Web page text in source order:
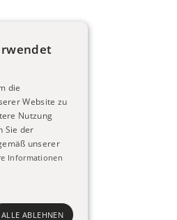
Dienstag 10-17 Uhr
weitere Termine nach
Vereinbarung.
Jeden Dienstag
Passbildtag
E-Passfoto Verfahrens.
die
Website zu
Nutzung
Sie der
unserer
Informationen
ALLE ABLEHNEN